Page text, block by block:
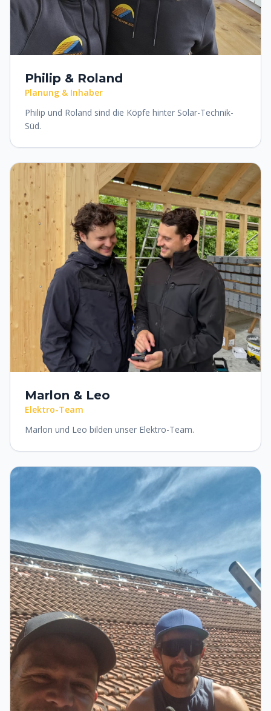
Philip & Roland
Planung & Inhaber
Philip und Roland sind die Köpfe hinter Solar-Technik-
Süd.
Marlon & Leo
Elektro-Team
Marlon und Leo bilden unser Elektro-Team.